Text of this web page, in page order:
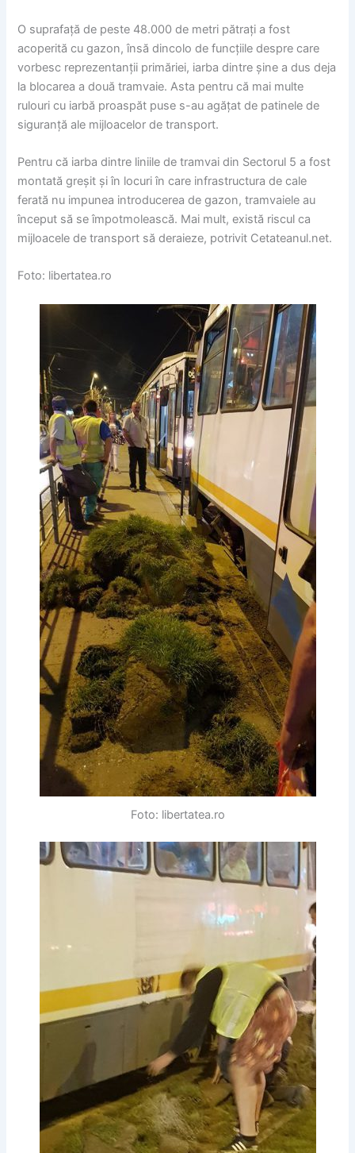
O suprafață de peste 48.000 de metri pătraţi a fost
acoperită cu gazon, însă dincolo de funcțiile despre care
vorbesc reprezentanții primăriei, iarba dintre șine a dus deja
la blocarea a două tramvaie. Asta pentru că mai multe
rulouri cu iarbă proaspăt puse s-au agăţat de patinele de
siguranţă ale mijloacelor de transport.
Pentru că iarba dintre liniile de tramvai din Sectorul 5 a fost
montată greșit și în locuri în care infrastructura de cale
ferată nu impunea introducerea de gazon, tramvaiele au
început să se împotmolească. Mai mult, există riscul ca
mijloacele de transport să deraieze, potrivit Cetateanul.net.
Foto: libertatea.ro
Foto: libertatea.ro